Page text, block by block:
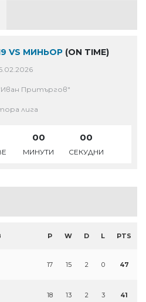
VS МИНЬОР (ON TIME)
Притъргов"
лига
00
МИНУТИ
00
СЕКУДНИ
P W D L PTS
17 15 2 0 47
18 13 2 3 41